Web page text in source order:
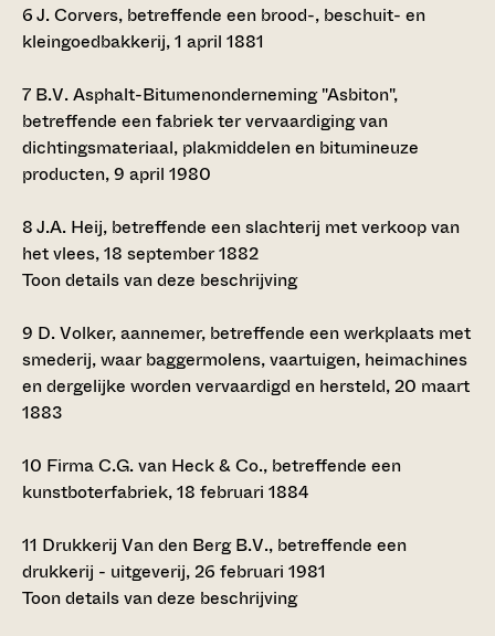
6J. Corvers, betreffende een brood-, beschuit- en
kleingoedbakkerij, 1 april 1881
7 B.V. Asphalt-Bitumenonderneming "Asbiton",
betreffende een fabriek ter vervaardiging van
dichtingsmateriaal, plakmiddelen en bitumineuze
producten, 9 april 1980
8J.A. Heij, betreffende een slachterij met verkoop van
het vlees, 18 september 1882
Toon details van deze beschrijving
9 D. Volker, aannemer, betreffende een werkplaats met
smederij, waar baggermolens, vaartuigen, heimachines
en dergelijke worden vervaardigd en hersteld, 20 maart
1883
10 Firma C.G. van Heck & Co., betreffende een
kunstboterfabriek, 18 februari 1884
11 Drukkerij Van den Berg B.V., betreffende een
drukkerij - uitgeverij, 26 februari 1981
Toon details van deze beschrijving